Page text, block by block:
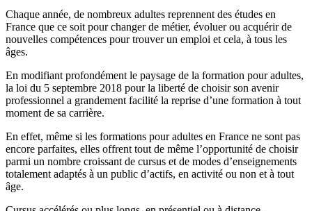
Chaque année, de nombreux adultes reprennent des études en
France que ce soit pour changer de métier, évoluer ou acquérir de
nouvelles compétences pour trouver un emploi et cela, à tous les
âges.
En modifiant profondément le paysage de la formation pour adultes,
la loi du 5 septembre 2018 pour la liberté de choisir son avenir
professionnel a grandement facilité la reprise d’une formation à tout
moment de sa carrière.
En effet, même si les formations pour adultes en France ne sont pas
encore parfaites, elles offrent tout de même l’opportunité de choisir
parmi un nombre croissant de cursus et de modes d’enseignements
totalement adaptés à un public d’actifs, en activité ou non et à tout
âge.